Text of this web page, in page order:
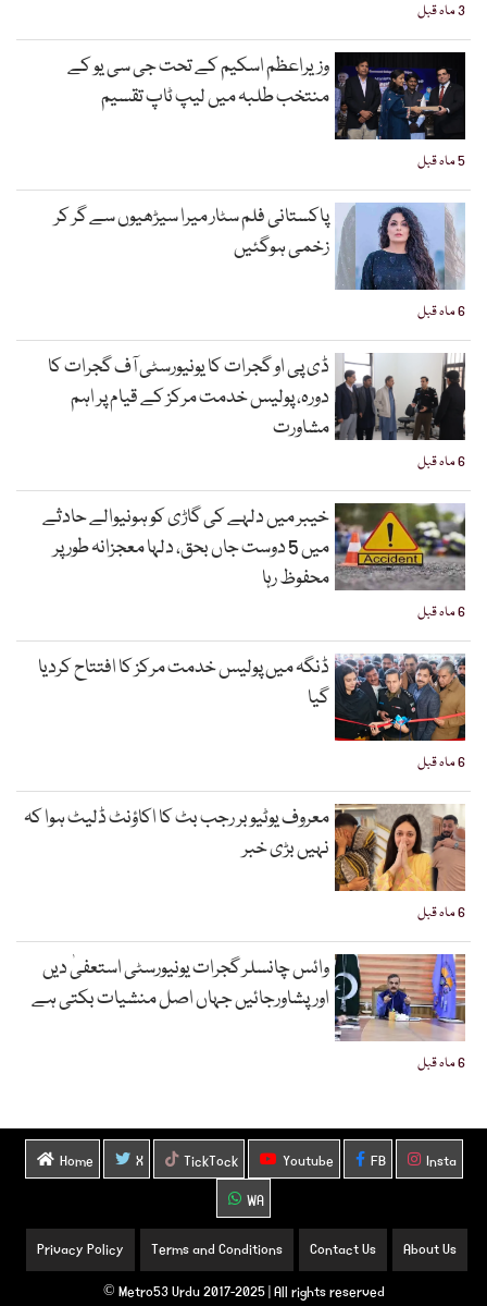
3 ماہ قبل
5 ماہ قبل
وزیراعظم اسکیم کے تحت جی سی یو کے
منتخب طلبہ میں لیپ ٹاپ تقسیم
6 ماہ قبل
پاکستانی فلم سٹار میرا سیڑھیوں سے گر کر
زخمی ہوگئیں
6 ماہ قبل
ڈی پی او گجرات کا یونیورسٹی آف گجرات کا
دورہ، پولیس خدمت مرکز کے قیام پر اہم
مشاورت
6 ماہ قبل
خیبر میں دلہے کی گاڑی کو ہونیوالے حادثے
میں 5 دوست جاں بحق، دلہا معجزانہ طور پر
محفوظ رہا
6 ماہ قبل
ڈنگہ میں پولیس خدمت مرکز کا افتتاح کردیا
گیا
6 ماہ قبل
معروف یوٹیوبر رجب بٹ کا اکاؤنٹ ڈلیٹ ہوا کہ
نہیں بڑی خبر
6 ماہ قبل
وائس چانسلر گجرات یونیورسٹی استعفیٰ دیں
اورپشاورجائیں جہاں اصل منشیات بکتی ہے
Home X TickTock Youtube FB
Insta
WA
About Us
Contact Us
Terms and Conditions
Privacy Policy
Metro53 Urdu 2017-2025 | All rights reserved ©